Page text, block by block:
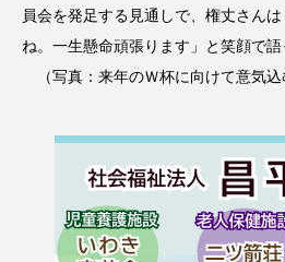
員会を発足する見通しで、権丈さん
ね。一生懸命頑張ります」と笑顔で語
（写真：来年のＷ杯に向けて意気込